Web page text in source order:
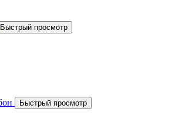
Быстрый просмотр
Быстрый просмотр